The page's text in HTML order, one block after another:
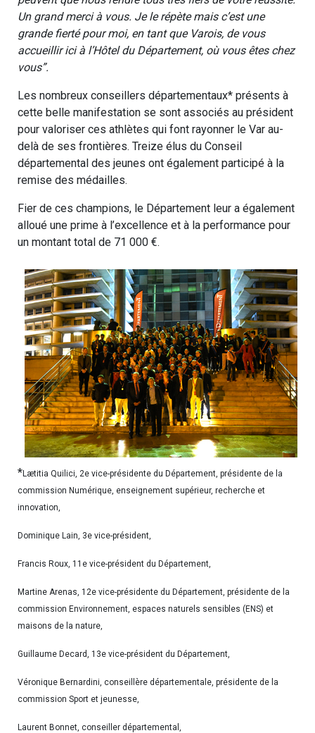
Un grand merci à vous. Je le répète mais c’est une
grande fierté pour moi, en tant que Varois, de vous
accueillir ici à l’Hôtel du Département, où vous êtes chez
vous”.
Les nombreux conseillers départementaux* présents à
cette belle manifestation se sont associés au président
pour valoriser ces athlètes qui font rayonner le Var au-
delà de ses frontières. Treize élus du Conseil
départemental des jeunes ont également participé à la
remise des médailles.
Fier de ces champions, le Département leur a également
alloué une prime à l’excellence et à la performance pour
un montant total de 71 000 €.
*Lætitia Quilici, 2e vice-présidente du Département, présidente de la
commission Numérique, enseignement supérieur, recherche et
innovation,
Dominique Lain, 3e vice-président,
Francis Roux, 11e vice-président du Département,
Martine Arenas, 12e vice-présidente du Département, présidente de la
commission Environnement, espaces naturels sensibles (ENS) et
maisons de la nature,
Guillaume Decard, 13e vice-président du Département,
Véronique Bernardini, conseillère départementale, présidente de la
commission Sport et jeunesse,
Laurent Bonnet, conseiller départemental,